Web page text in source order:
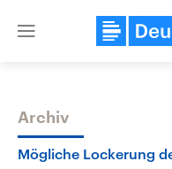
Close
Themen
Archiv
Mögliche Lockerung